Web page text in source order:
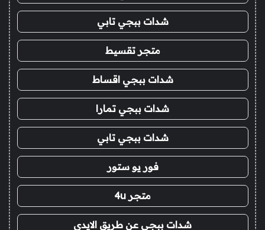
شدات ببجي تابي
متجر تقسيط
شدات ببجي اقساط
شدات ببجي تمارا
شدات ببجي تابي
فور يو ستور
متجر 4u
شدات ببجي عن طريق الايدي